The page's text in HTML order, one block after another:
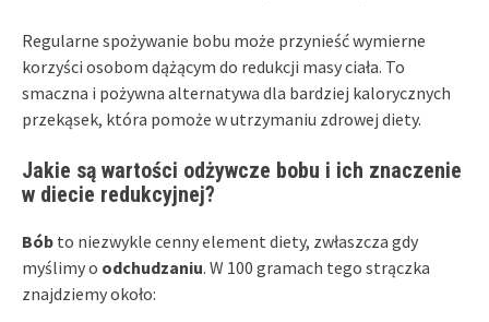
Regularne spożywanie bobu może przynieść wymierne
korzyści osobom dążącym do redukcji masy ciała. To
smaczna i pożywna alternatywa dla bardziej kalorycznych
przekąsek, która pomoże w utrzymaniu zdrowej diety.
Jakie są wartości odżywcze bobu i ich znaczenie
w diecie redukcyjnej?
Bób to niezwykle cenny element diety, zwłaszcza gdy
myślimy o odchudzaniu. W 100 gramach tego strączka
znajdziemy około: